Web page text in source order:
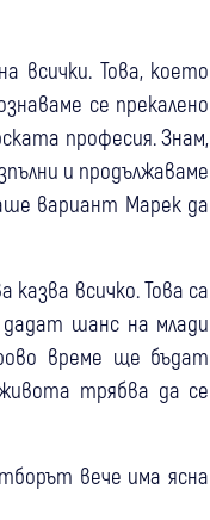
всички. Това, което
се прекалено
професия. Знам,
и продължаваме
вариант Марек да
всичко. Това са
шанс на млади
време ще бъдат
трябва да се
вече има ясна